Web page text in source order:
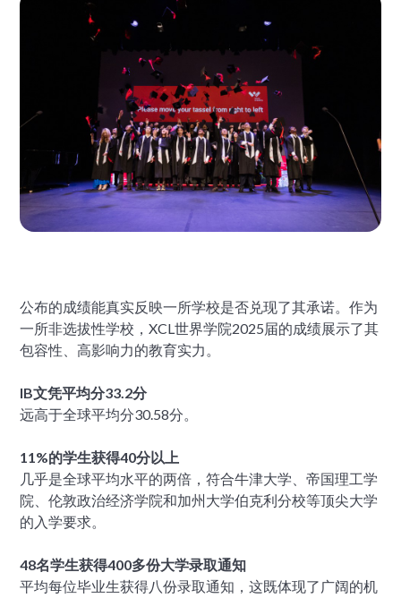
公布的成绩能真实反映一所学校是否兑现了其承诺。作为
一所非选拔性学校，XCL世界学院2025届的成绩展示了其
包容性、高影响力的教育实力。
IB文凭平均分33.2分
远高于全球平均分30.58分。
11%的学生获得40分以上
几乎是全球平均水平的两倍，符合牛津大学、帝国理工学
院、伦敦政治经济学院和加州大学伯克利分校等顶尖大学
的入学要求。
48名学生获得400多份大学录取通知
平均每位毕业生获得八份录取通知，这既体现了广阔的机